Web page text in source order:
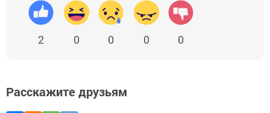
2 0 0 0 0
Расскажите друзьям